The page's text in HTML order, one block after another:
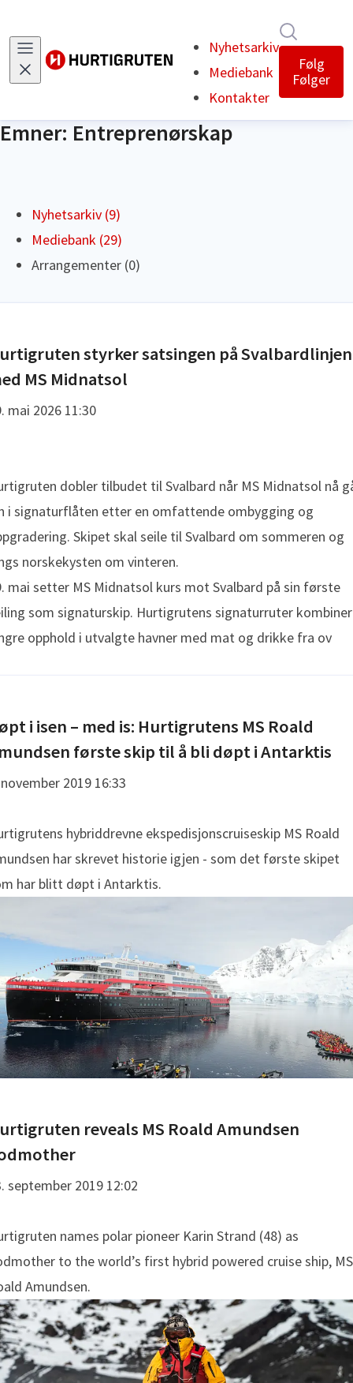
Nyhetsarkiv
Mediebank
Kontakter
Følg
Følger
Emner: Entreprenørskap
Nyhetsarkiv (9)
Mediebank (29)
Arrangementer (0)
styrker satsingen på Svalbardlinjen
MS Midnatsol
mai 2026 11:30
dobler tilbudet til Svalbard når MS Midnatsol nå
i signaturflåten etter en omfattende ombygging og
Skipet skal seile til Svalbard om sommeren og
norskekysten om vinteren.
mai setter MS Midnatsol kurs mot Svalbard på sin første
som signaturskip. Hurtigrutens signaturruter
opphold i utvalgte havner med mat og drikke fra ov
i isen – med is: Hurtigrutens MS Roald
første skip til å bli døpt i Antarktis
2019 16:33
hybriddrevne ekspedisjonscruiseskip MS Roald
har skrevet historie igjen - som det første skipet
har blitt døpt i Antarktis.
reveals MS Roald Amundsen
september 2019 12:02
names polar pioneer Karin Strand (48) as
to the world’s first hybrid powered cruise ship, MS
Amundsen.